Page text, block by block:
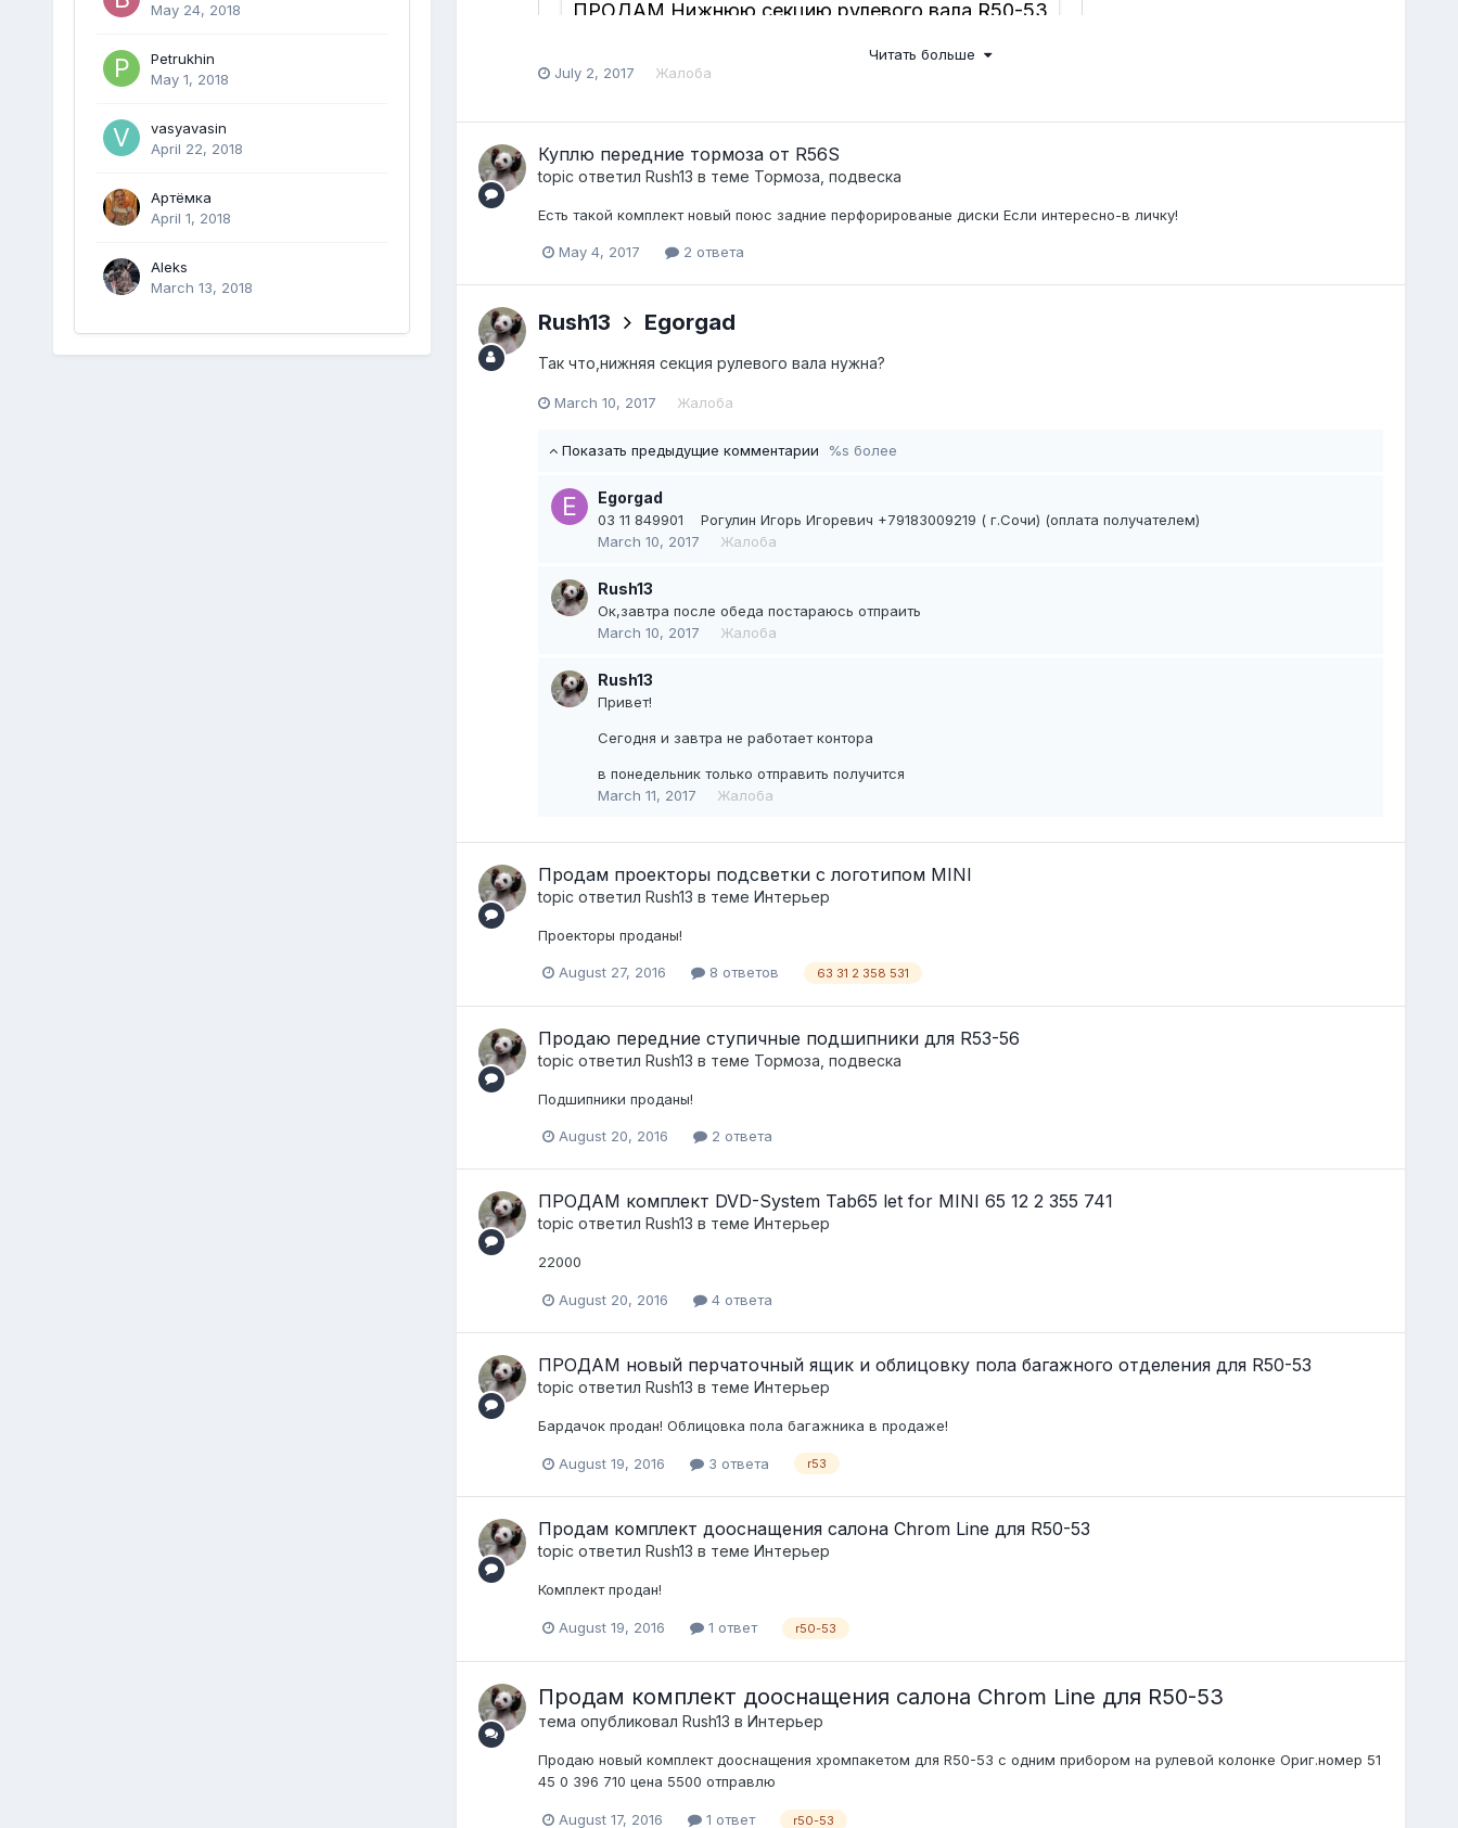
May 24, 2018
Petrukhin
May 1, 2018
vasyavasin
April 22, 2018
Артёмка
April 1, 2018
Aleks
March 13, 2018
Читать больше
July 2, 2017
Жалоба
Куплю передние тормоза от R56S
topic ответил Rush13 в теме Тормоза, подвеска
Есть такой комплект новый поюс задние перфорированые диски Если интересно-в личку!
May 4, 2017 2 ответа
Rush13 Egorgad
Так что,нижняя секция рулевого вала нужна?
March 10, 2017 Жалоба
Показать предыдущие комментарии %s более
Egorgad
03 11 849901 Рогулин Игорь Игоревич +79183009219 ( г.Сочи) (оплата получателем)
March 10, 2017
Жалоба
Rush13
Ок,завтра после обеда постараюсь отпраить
March 10, 2017
Жалоба
Rush13
Привет!
Сегодня и завтра не работает контора
в понедельник только отправить получится
March 11, 2017
Жалоба
Продам проекторы подсветки с логотипом MINI
topic ответил Rush13 в теме Интерьер
Проекторы проданы!
August 27, 2016 8 ответов 63 31 2 358 531
Продаю передние ступичные подшипники для R53-56
topic ответил Rush13 в теме Тормоза, подвеска
Подшипники проданы!
August 20, 2016 2 ответа
ПРОДАМ комплект DVD-System Tab65 let for MINI 65 12 2 355 741
topic ответил Rush13 в теме Интерьер
22000
August 20, 2016 4 ответа
ПРОДАМ новый перчаточный ящик и облицовку пола багажного отделения для R50-53
topic ответил Rush13 в теме Интерьер
Бардачок продан! Облицовка пола багажника в продаже!
August 19, 2016 3 ответа r53
Продам комплект дооснащения салона Chrom Line для R50-53
topic ответил Rush13 в теме Интерьер
Комплект продан!
August 19, 2016 1 ответ r50-53
Продам комплект дооснащения салона Chrom Line для R50-53
тема опубликовал Rush13 в Интерьер
Продаю новый комплект дооснащения хромпакетом для R50-53 с одним прибором на рулевой колонке Ориг.номер 51
45 0 396 710 цена 5500 отправлю
August 17, 2016 1 ответ r50-53